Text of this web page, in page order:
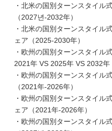
・北米の国別ターンスタイル
（2027년-2032年）
・北米の国別ターンスタイル
ェア（2025-2030年）
・欧州の国別ターンスタイル
2021年 VS 2025年 VS 2032年
・欧州の国別ターンスタイル
（2021年-2026年）
・欧州の国別ターンスタイル
ェア（2021年-2026年）
・欧州の国別ターンスタイル